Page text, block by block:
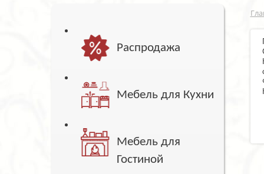
Распродажа
Мебель для Кухни
Мебель для
Гостиной